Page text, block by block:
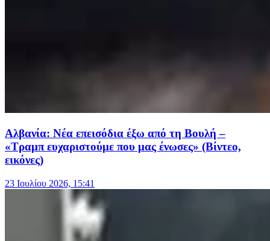
Αλβανία: Νέα επεισόδια έξω από τη Βουλή –
«Τραμπ ευχαριστούμε που μας ένωσες» (Βίντεο,
εικόνες)
23 Ιουλίου 2026, 15:41